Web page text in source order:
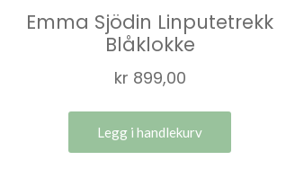
Emma Sjödin Linputetrekk
Blåklokke
kr 899,00
Legg i handlekurv